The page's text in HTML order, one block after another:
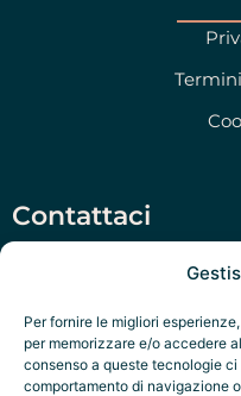
Per fornire le migliori
per memorizzare e/o accedere
consenso a queste tecnologie
comportamento di navigazione
Contattaci
Salento Prime Srl,
‭+39